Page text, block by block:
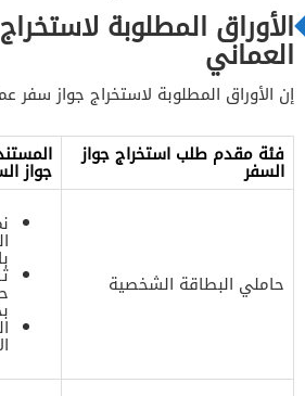
الأوراق المطلوبة
العماني
إن الأوراق المطلوبة لاستخراج جواز سفر
فئة مقدم طلب استخراج جواز
السفر جواز
حاملي البطاقة الشخصية